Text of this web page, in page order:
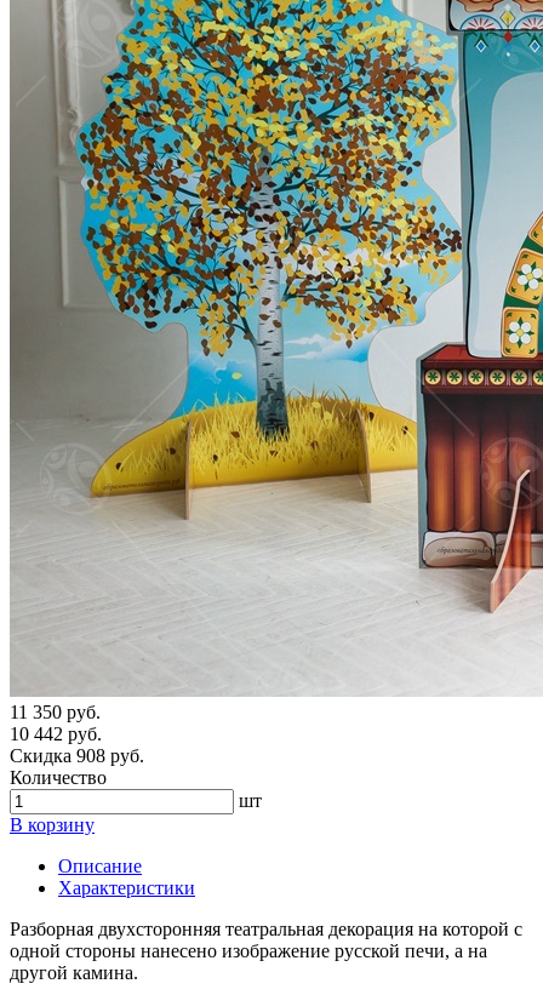
11 350 руб.
10 442 руб.
Скидка 908 руб.
Количество
шт
В корзину
Описание
Характеристики
Разборная двухсторонняя театральная декорация на которой с
одной стороны нанесено изображение русской печи, а на
другой камина.